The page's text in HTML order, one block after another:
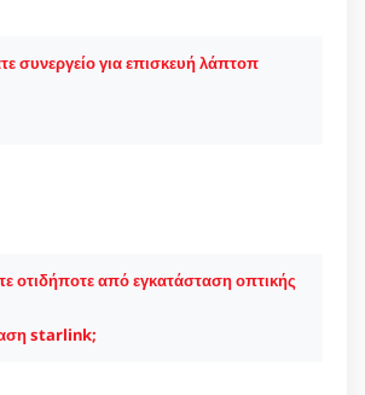
συνεργείο για επισκευή λάπτοπ
οτιδήποτε από εγκατάσταση οπτικής
starlink;